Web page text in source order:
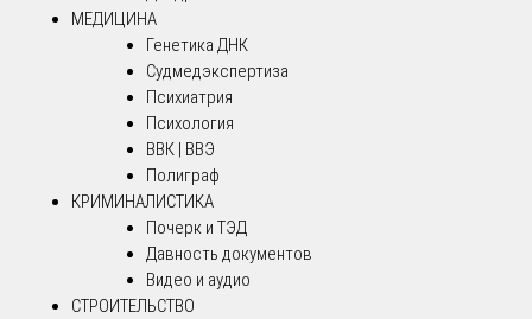
МЕДИЦИНА
Генетика ДНК
Судмедэкспертиза
Психиатрия
Психология
ВВК | ВВЭ
Полиграф
КРИМИНАЛИСТИКА
Почерк и ТЭД
Давность документов
Видео и аудио
СТРОИТЕЛЬСТВО